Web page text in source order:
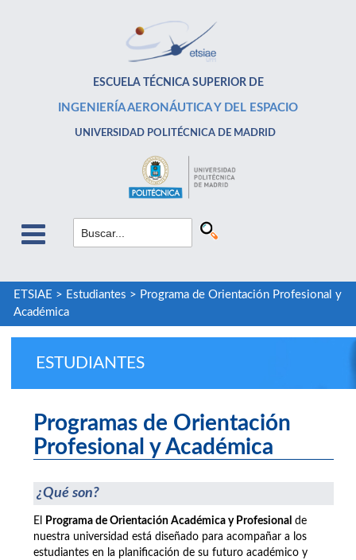
ESCUELA TÉCNICA SUPERIOR DE
INGENIERÍA AERONÁUTICA Y DEL ESPACIO
UNIVERSIDAD POLITÉCNICA DE MADRID
ETSIAE > Estudiantes > Programa de Orientación Profesional y
Académica
ESTUDIANTES
Programas de Orientación
Profesional y Académica
¿Qué son?
El Programa de Orientación Académica y Profesional de
nuestra universidad está diseñado para acompañar a los
estudiantes en la planificación de su futuro académico y